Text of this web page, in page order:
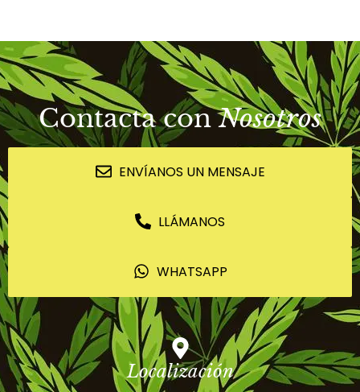
Contacta conNosotros
ENVÍANOS UN MENSAJE
LLÁMANOS
WHATSAPP
Localización